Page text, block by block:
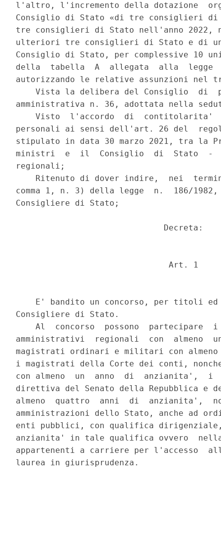
l'altro, l'incremento della dotazione
Consiglio di Stato «di tre consiglieri
tre consiglieri di Stato nell'anno 2022,
ulteriori tre consiglieri di Stato e di un
Consiglio di Stato, per complessive 10
della  tabella  A  allegata  alla  legge
autorizzando le relative assunzioni nel
Vista la delibera del Consiglio  di
amministrativa n. 36, adottata nella
Visto  l'accordo  di  contitolarita'
personali ai sensi dell'art. 26 del
stipulato in data 30 marzo 2021, tra la
ministri  e  il  Consiglio  di  Stato  -
regionali;
Ritenuto di dover indire,  nei
comma 1, n. 3) della legge  n.  186/
Consigliere di Stato;
                              Decreta:
                               Art. 1
E' bandito un concorso, per titoli
Consigliere di Stato.
Al  concorso  possono  partecipare
amministrativi  regionali  con  almeno
magistrati ordinari e militari con
i magistrati della Corte dei conti,
con almeno  un  anno  di  anzianita',
direttiva del Senato della Repubblica e
almeno  quattro  anni  di  anzianita',
amministrazioni dello Stato, anche ad
enti pubblici, con qualifica dirigenziale,
anzianita' in tale qualifica ovvero
appartenenti a carriere per l'accesso